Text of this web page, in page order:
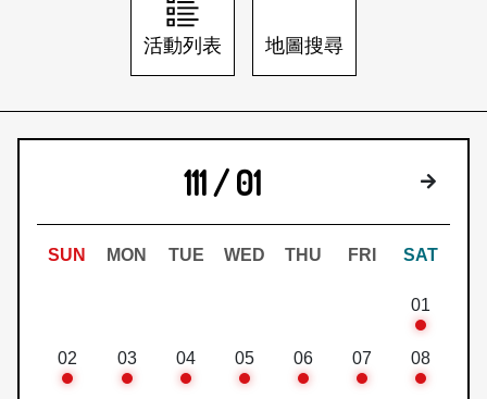
活動列表 地圖搜尋
111 / 01 下個月
SUN MON TUE WED THU FRI SAT
01
02 03 04 05 06 07 08